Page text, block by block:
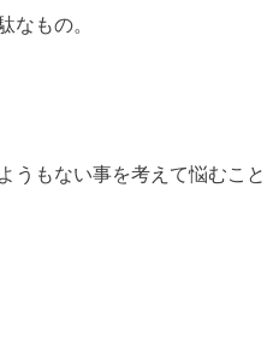
もの。
うもない事を考えて悩むこと